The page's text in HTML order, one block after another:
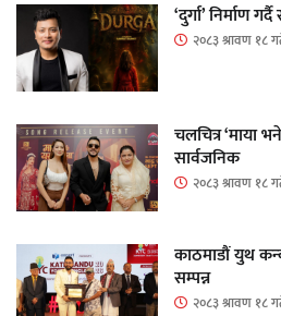
‘दुर्गा’ निर्माण
२०८३ श्रावण १८
चलचित्र ‘माया
सार्वजनिक
२०८३ श्रावण १८
काठमाडौं युथ
सम्पन्न
२०८३ श्रावण १८